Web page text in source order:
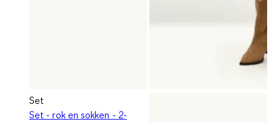
Set
Set - rok en sokken - 2-